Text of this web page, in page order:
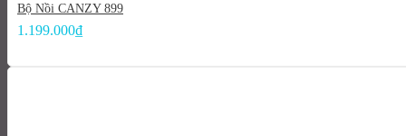
Bộ Nồi CANZY 899
1.199.000₫